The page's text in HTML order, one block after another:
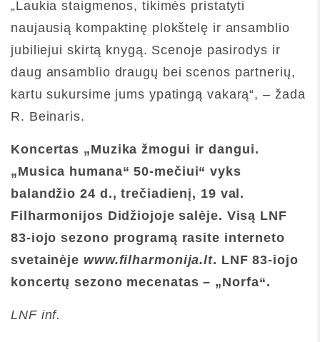
„Laukia staigmenos, tikimės pristatyti
naujausią kompaktinę plokštelę ir ansamblio
jubiliejui skirtą knygą. Scenoje pasirodys ir
daug ansamblio draugų bei scenos partnerių,
kartu sukursime jums ypatingą vakarą“, – žada
R. Beinaris.
Koncertas „Muzika žmogui ir dangui.
„Musica humana“ 50-mečiui“vyks
balandžio 24 d., trečiadienį, 19 val.
Filharmonijos Didžiojoje salėje. Visą LNF
83-iojo sezono programą rasite interneto
svetainėje www.filharmonija.lt. LNF 83-iojo
koncertų sezono mecenatas– „Norfa“.
LNF inf.